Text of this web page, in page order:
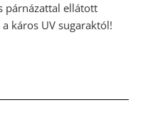
párnázattal ellátott
káros UV sugaraktól!